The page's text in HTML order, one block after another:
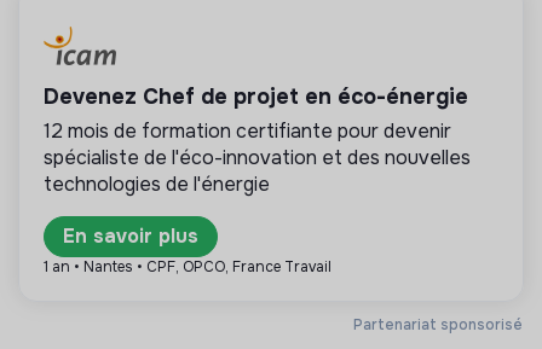
services et de nos produits.
One caring team : nous veillons au bien être et au
développement de chacun en fondant nos relations
sur l’humilité et l’honnêteté.
💡 Produits ou services responsables
La mission de cette entreprise est de concevoir
des produits ou proposer des services éco-
responsables alignés avec les besoins de la
transformation écologique et solidaire.
Entreprise
Partenariat sponsorisé
Devenez Chef de projet en éco-énergie
12 mois de formation certifiante pour devenir
spécialiste de l'éco-innovation et des nouvelles
technologies de l'énergie
En savoir plus
1 an • Nantes • CPF, OPCO, France Travail